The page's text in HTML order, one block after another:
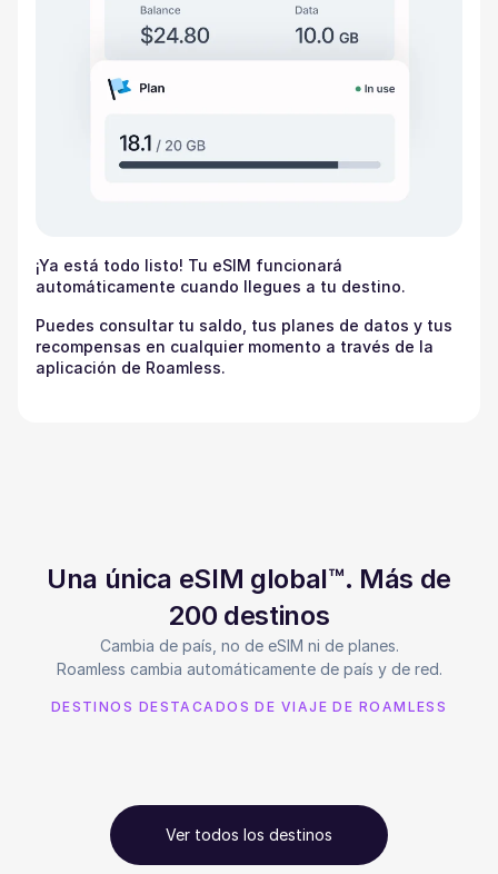
¡Ya está todo listo! Tu eSIM funcionará
automáticamente cuando llegues a tu destino.
Puedes consultar tu saldo, tus planes de datos y tus
recompensas en cualquier momento a través de la
aplicación de Roamless.
Una única eSIM global™. Más de
200 destinos
Cambia de país, no de eSIM ni de planes.
Roamless cambia automáticamente de país y de red.
DESTINOS DESTACADOS DE VIAJE DE ROAMLESS
Ver todos los destinos